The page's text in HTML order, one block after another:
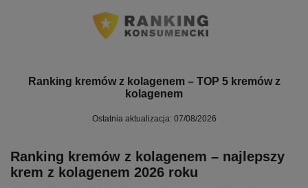
Ranking kremów z kolagenem – TOP 5 kremów z
kolagenem
Ostatnia aktualizacja: 07/08/2026
Ranking kremów z kolagenem – najlepszy
krem z kolagenem 2026 roku